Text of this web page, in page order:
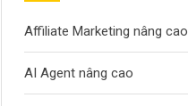
Affiliate Marketing nâng cao
AI Agent nâng cao